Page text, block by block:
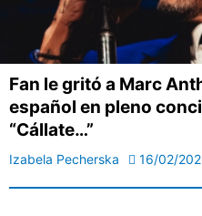
Fan le gritó a Marc
español en pleno
“Cállate…”
Izabela Pecherska 16/02/